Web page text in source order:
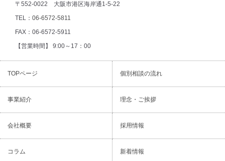
〒552-0022 大阪市港区海岸通1-5-22
TEL： 06-6572-5811
FAX：06-6572-5911
【営業時間】 9:00～17：00
TOPページ 個別相談の流れ
事業紹介 理念・ご挨拶
会社概要 採用情報
コラム 新着情報